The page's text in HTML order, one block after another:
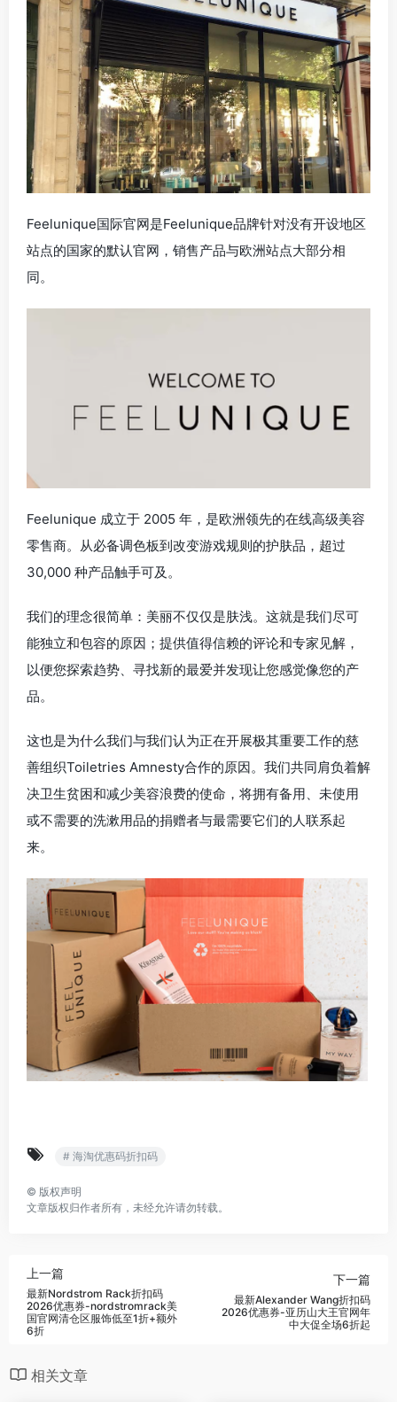
Feelunique国际官网是Feelunique品牌针对没有开设地区
站点的国家的默认官网，销售产品与欧洲站点大部分相
同。
Feelunique 成立于 2005 年，是欧洲领先的在线高级美容
零售商。从必备调色板到改变游戏规则的护肤品，超过
30,000 种产品触手可及。
我们的理念很简单：美丽不仅仅是肤浅。这就是我们尽可
能独立和包容的原因；提供值得信赖的评论和专家见解，
以便您探索趋势、寻找新的最爱并发现让您感觉像您的产
品。
这也是为什么我们与我们认为正在开展极其重要工作的慈
善组织Toiletries Amnesty合作的原因。我们共同肩负着解
决卫生贫困和减少美容浪费的使命，将拥有备用、未使用
或不需要的洗漱用品的捐赠者与最需要它们的人联系起
来。
# 海淘优惠码折扣码
© 版权声明
文章版权归作者所有，未经允许请勿转载。
上一篇
最新Nordstrom Rack折扣码
2026优惠券-nordstromrack美
国官网清仓区服饰低至1折+额外
6折
下一篇
最新Alexander Wang折扣码
2026优惠券-亚历山大王官网年
中大促全场6折起
相关文章